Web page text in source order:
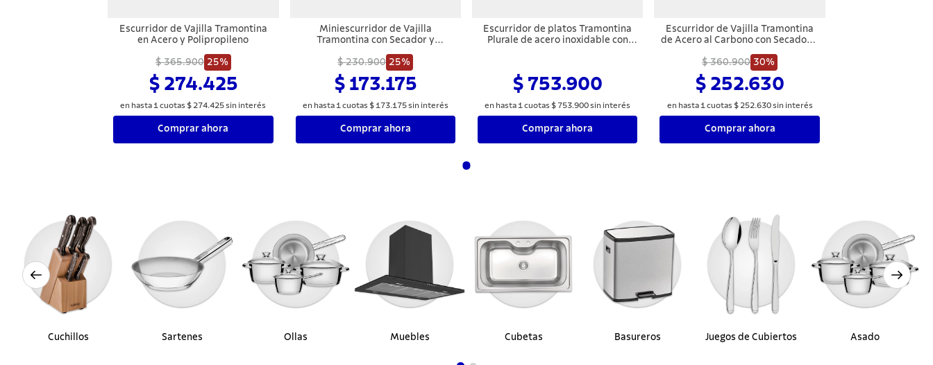
Escurridor de Vajilla Tramontina
en Acero y Polipropileno
$ 365.900 25%
$ 274.425
en hasta 1 cuotas $ 274.425sin interés
Comprar ahora
Miniescurridor de Vajilla
Tramontina con Secador y
$ 230.900 25%
$ 173.175
en hasta 1 cuotas $ 173.175sin interés
Comprar ahora
Escurridor de platos Tramontina
Plurale de acero inoxidable con
$ 753.900
en hasta 1 cuotas $ 753.900sin interés
Comprar ahora
Escurridor de Vajilla Tramontina
de Acero al Carbono con Secador y
$ 360.900 30%
$ 252.630
en hasta 1 cuotas $ 252.630sin interés
Comprar ahora
Cuchillos Sartenes Ollas Muebles Cubetas Basureros Juegos de Cubiertos Asado